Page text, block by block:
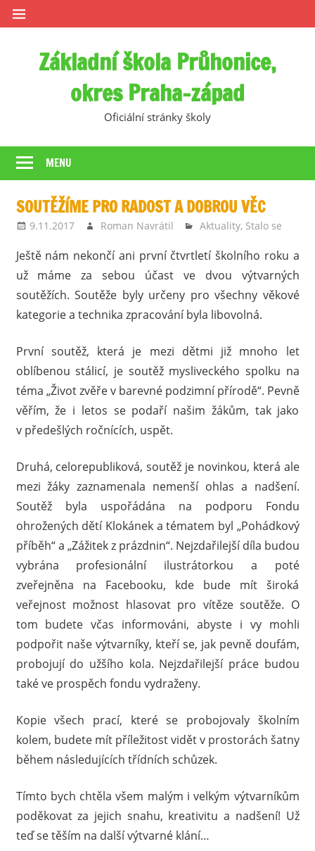
Skip
to
Základní škola Průhonice,
okres Praha-západ
Oficiální stránky školy
MENU
SOUTĚŽÍME PRO RADOST A DOBROU VĚC
9.11.2017 Roman Navrátil Aktuality, Stalo se
Ještě nám nekončí ani první čtvrtletí školního roku a
už máme za sebou účast ve dvou výtvarných
soutěžích. Soutěže byly určeny pro všechny věkové
kategorie a technika zpracování byla libovolná.
První soutěž, která je mezi dětmi již mnoho let
oblíbenou stálicí, je soutěž mysliveckého spolku na
téma „Život zvěře v barevné podzimní přírodě“. Pevně
věřím, že i letos se podaří našim žákům, tak jako
v předešlých ročnících, uspět.
Druhá, celorepubliková, soutěž je novinkou, která ale
mezi žáky zaznamenala nemenší ohlas a nadšení.
Soutěž byla uspořádána na podporu Fondu
ohrožených dětí Klokánek a tématem byl „Pohádkový
příběh“ a „Zážitek z prázdnin“. Nejzdařilejší díla budou
vybrána profesionální ilustrátorkou a poté
zveřejněna na Facebooku, kde bude mít široká
veřejnost možnost hlasovat pro vítěze soutěže. O
tom budete včas informováni, abyste i vy mohli
podpořit naše výtvarníky, kteří se, jak pevně doufám,
probojují do užšího kola. Nejzdařilejší práce budou
také ve prospěch fondu vydraženy.
Kopie všech prací, které se probojovaly školním
kolem, budete mít příležitost vidět v prostorách šatny
během následujících třídních schůzek.
Tímto bych chtěla všem malým i velkým výtvarníkům
poděkovat za jejich snahu, kreativitu a nadšení! Už
teď se těším na další výtvarné klání…